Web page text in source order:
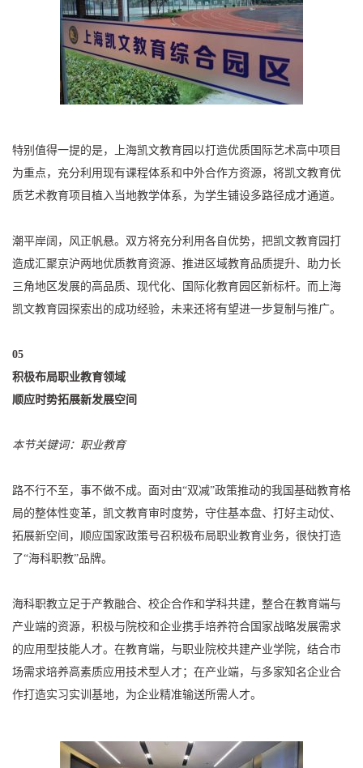
特别值得一提的是，上海凯文教育园以打造优质国际艺术高中项目
为重点，充分利用现有课程体系和中外合作方资源，将凯文教育优
质艺术教育项目植入当地教学体系，为学生铺设多路径成才通道。
潮平岸阔，风正帆悬。双方将充分利用各自优势，把凯文教育园打
造成汇聚京沪两地优质教育资源、推进区域教育品质提升、助力长
三角地区发展的高品质、现代化、国际化教育园区新标杆。而上海
凯文教育园探索出的成功经验，未来还将有望进一步复制与推广。
05
积极布局职业教育领域
顺应时势拓展新发展空间
本节关键词：职业教育
路不行不至，事不做不成。面对由“双减”政策推动的我国基础教育格
局的整体性变革，凯文教育审时度势，守住基本盘、打好主动仗、
拓展新空间，顺应国家政策号召积极布局职业教育业务，很快打造
了“海科职教”品牌。
海科职教立足于产教融合、校企合作和学科共建，整合在教育端与
产业端的资源，积极与院校和企业携手培养符合国家战略发展需求
的应用型技能人才。在教育端，与职业院校共建产业学院，结合市
场需求培养高素质应用技术型人才；在产业端，与多家知名企业合
作打造实习实训基地，为企业精准输送所需人才。